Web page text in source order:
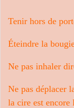
Tenir hors de
Éteindre la
Ne pas inhaler
Ne pas déplacer
la cire est encore